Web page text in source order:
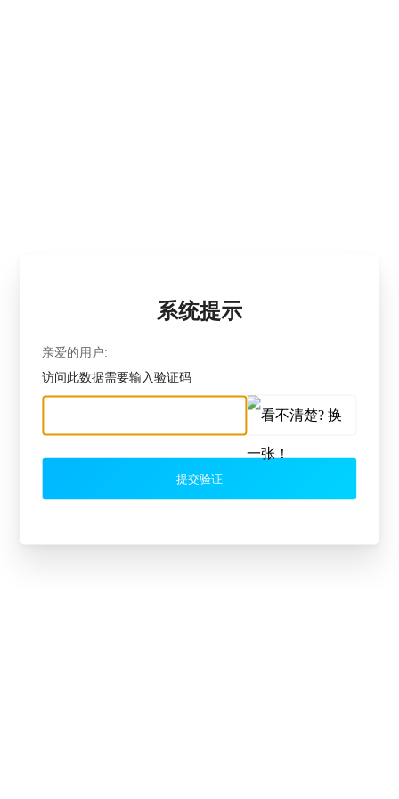
系统提示
亲爱的用户:
访问此数据需要输入验证码